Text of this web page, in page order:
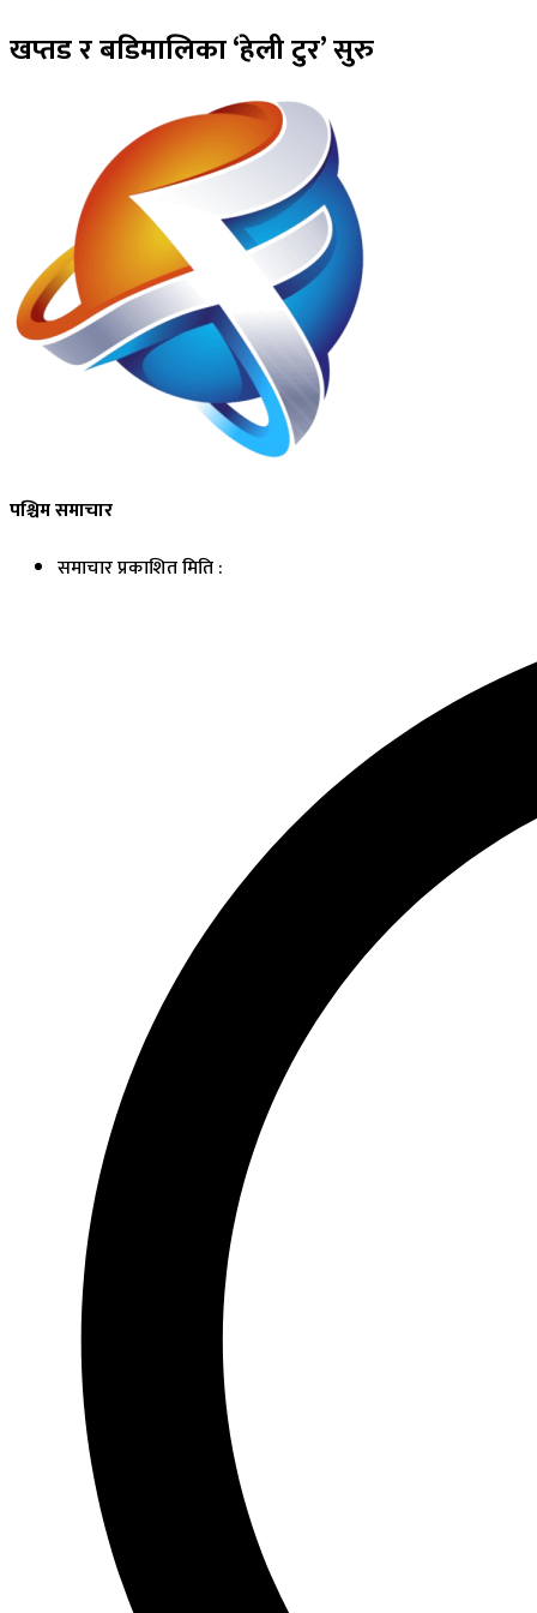
खप्तड र बडिमालिका ‘हेली टुर’ सुरु
पश्चिम समाचार
समाचार प्रकाशित मिति :